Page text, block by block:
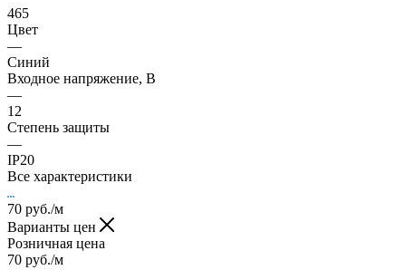
465
Цвет
—
Синий
Входное напряжение, В
—
12
Степень защиты
—
IP20
Все характеристики
70 руб./м
Варианты цен
Розничная цена
70 руб./м